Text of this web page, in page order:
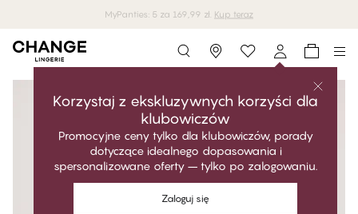
Darmowa dostawa przy zakupach powyżej 250 zł
Storefinder
Korzystaj z ekskluzywnych korzyści dla
klubowiczów
Promocyjne ceny tylko dla klubowiczów, porady
dotyczące idealnego dopasowania i
spersonalizowane oferty – tylko po zalogowaniu.
Zaloguj się